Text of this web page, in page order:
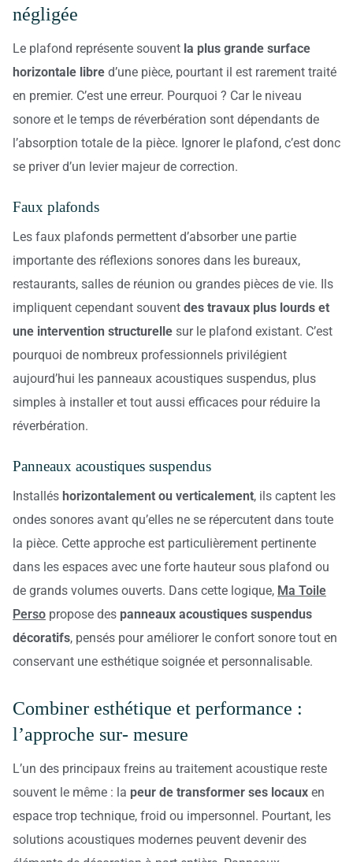
négligée
Le plafond représente souvent la plus grande surface
horizontale libre d’une pièce, pourtant il est rarement traité
en premier. C’est une erreur. Pourquoi ? Car le niveau
sonore et le temps de réverbération sont dépendants de
l’absorption totale de la pièce. Ignorer le plafond, c’est donc
se priver d’un levier majeur de correction.
Faux plafonds
Les faux plafonds permettent d’absorber une partie
importante des réflexions sonores dans les bureaux,
restaurants, salles de réunion ou grandes pièces de vie. Ils
impliquent cependant souvent des travaux plus lourds et
une intervention structurelle sur le plafond existant. C’est
pourquoi de nombreux professionnels privilégient
aujourd’hui les panneaux acoustiques suspendus, plus
simples à installer et tout aussi efficaces pour réduire la
réverbération.
Panneaux acoustiques suspendus
Installés horizontalement ou verticalement, ils captent les
ondes sonores avant qu’elles ne se répercutent dans toute
la pièce. Cette approche est particulièrement pertinente
dans les espaces avec une forte hauteur sous plafond ou
de grands volumes ouverts. Dans cette logique, Ma Toile
Perso propose des panneaux acoustiques suspendus
décoratifs, pensés pour améliorer le confort sonore tout en
conservant une esthétique soignée et personnalisable.
Combiner esthétique et performance :
l’approche sur- mesure
L’un des principaux freins au traitement acoustique reste
souvent le même : la peur de transformer ses locaux en
espace trop technique, froid ou impersonnel. Pourtant, les
solutions acoustiques modernes peuvent devenir des